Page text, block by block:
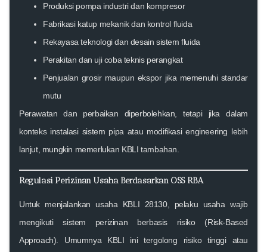
Produksi pompa industri dan kompresor
Fabrikasi katup mekanik dan kontrol fluida
Rekayasa teknologi dan desain sistem fluida
Perakitan dan uji coba teknis perangkat
Penjualan grosir maupun ekspor jika memenuhi standar
mutu
Perawatan dan perbaikan diperbolehkan, tetapi jika dalam
konteks instalasi sistem pipa atau modifikasi engineering lebih
lanjut, mungkin memerlukan KBLI tambahan
Regulasi Perizinan Usaha Berdasarkan OSS RBA
Untuk menjalankan usaha KBLI 28130, pelaku usaha wajib
mengikuti sistem perizinan berbasis risiko (Risk-Based
Approach). Umumnya KBLI ini tergolong risiko tinggi atau